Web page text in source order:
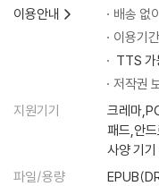
:: 일상생활에서 우리 아이
:: 작업치료사 선생님과 함
PART 6 사회성 발달을 위
아이가 내향적이라 그런 것
감각통합이 제대로 이뤄졌
집에서 하는 감각통합, 사회
이용안내
배송 없
이용기
TTS 가
저작권
지원기기
크레마
패드,안
사양 기
파일/용량